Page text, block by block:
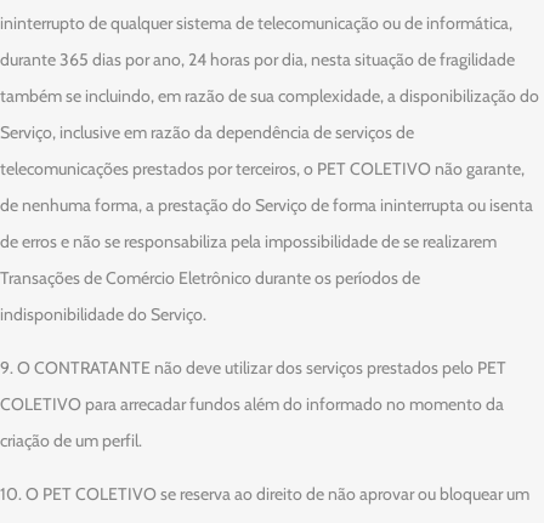
ininterrupto de qualquer sistema de telecomunicação ou de informática,
durante 365 dias por ano, 24 horas por dia, nesta situação de fragilidade
também se incluindo, em razão de sua complexidade, a disponibilização do
Serviço, inclusive em razão da dependência de serviços de
telecomunicações prestados por terceiros, o PET COLETIVO não garante,
de nenhuma forma, a prestação do Serviço de forma ininterrupta ou isenta
de erros e não se responsabiliza pela impossibilidade de se realizarem
Transações de Comércio Eletrônico durante os períodos de
indisponibilidade do Serviço.
9. O CONTRATANTE não deve utilizar dos serviços prestados pelo PET
COLETIVO para arrecadar fundos além do informado no momento da
criação de um perfil.
10. O PET COLETIVO se reserva ao direito de não aprovar ou bloquear um